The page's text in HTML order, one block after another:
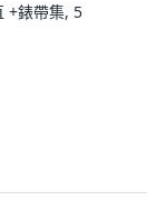
+錶帶集, 5